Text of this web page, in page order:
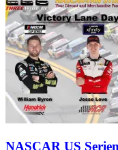
NASCAR US